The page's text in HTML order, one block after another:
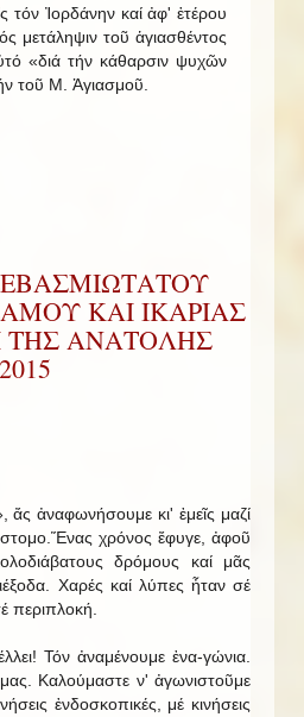
τόν Ἰορδάνην καί ἀφ' ἑτέρου
μετάληψιν τοῦ ἁγιασθέντος
«διά τήν κάθαρσιν ψυχῶν
τοῦ Μ. Ἁγιασμοῦ.
ΚΑΙ ΙΚΑΡΙΑΣ
ΤΗΣ ΑΝΑΤΟΛΗΣ
ἀναφωνήσουμε κι' ἐμεῖς μαζί
χρόνος ἔφυγε, ἀφοῦ
δρόμους καί μᾶς
Χαρές καί λύπες ἦταν σέ
περιπλοκή.
Τόν ἀναμένουμε ἐνα-γώνια.
Καλούμαστε ν' ἀγωνιστοῦμε
ἐνδοσκοπικές, μέ κινήσεις